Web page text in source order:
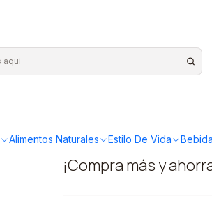
Alimentos Naturales Estilo De Vida
pukka
¡Compra más y